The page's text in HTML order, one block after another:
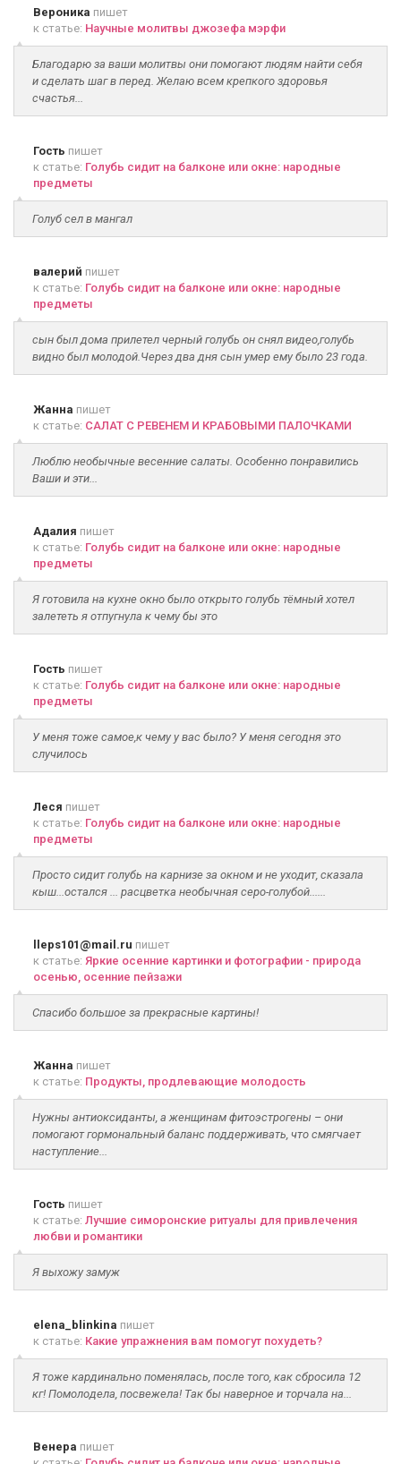
Вероника пишет
к статье: Научные молитвы джозефа мэрфи
Благодарю за ваши молитвы они помогают людям найти себя
и сделать шаг в перед. Желаю всем крепкого здоровья
счастья...
Гость пишет
к статье: Голубь сидит на балконе или окне: народные
предметы
Голуб сел в мангал
валерий пишет
к статье: Голубь сидит на балконе или окне: народные
предметы
сын был дома прилетел черный голубь он снял видео,голубь
видно был молодой.Через два дня сын умер ему было 23 года.
Жанна пишет
к статье: САЛАТ С РЕВЕНЕМ И КРАБОВЫМИ ПАЛОЧКАМИ
Люблю необычные весенние салаты. Особенно понравились
Ваши и эти...
Адалия пишет
к статье: Голубь сидит на балконе или окне: народные
предметы
Я готовила на кухне окно было открыто голубь тёмный хотел
залететь я отпугнула к чему бы это
Гость пишет
к статье: Голубь сидит на балконе или окне: народные
предметы
У меня тоже самое,к чему у вас было? У меня сегодня это
случилось
Леся пишет
к статье: Голубь сидит на балконе или окне: народные
предметы
Просто сидит голубь на карнизе за окном и не уходит, сказала
кыш...остался ... расцветка необычная серо-голубой......
lleps101@mail.ru пишет
к статье: Яркие осенние картинки и фотографии - природа
осенью, осенние пейзажи
Спасибо большое за прекрасные картины!
Жанна пишет
к статье: Продукты, продлевающие молодость
Нужны антиоксиданты, а женщинам фитоэстрогены – они
помогают гормональный баланс поддерживать, что смягчает
наступление...
Гость пишет
к статье: Лучшие симоронские ритуалы для привлечения
любви и романтики
Я выхожу замуж
elena_blinkina пишет
к статье: Какие упражнения вам помогут похудеть?
Я тоже кардинально поменялась, после того, как сбросила 12
кг! Помолодела, посвежела! Так бы наверное и торчала на...
Венера пишет